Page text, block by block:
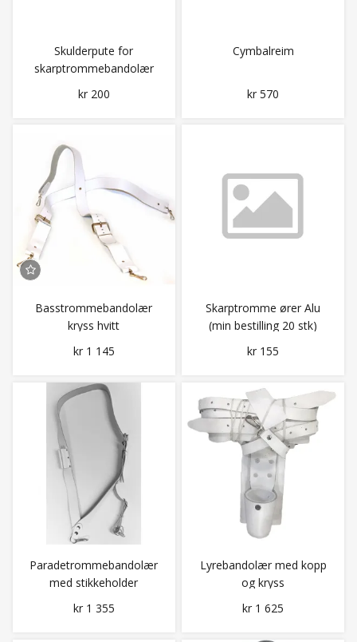
Skulderpute for
skarptrommebandolær
kr 200
Cymbalreim
kr 570
Basstrommebandolær
kryss hvitt
kr 1 145
Skarptromme ører Alu
(min bestilling 20 stk)
kr 155
Paradetrommebandolær
med stikkeholder
kr 1 355
Lyrebandolær med kopp
og kryss
kr 1 625